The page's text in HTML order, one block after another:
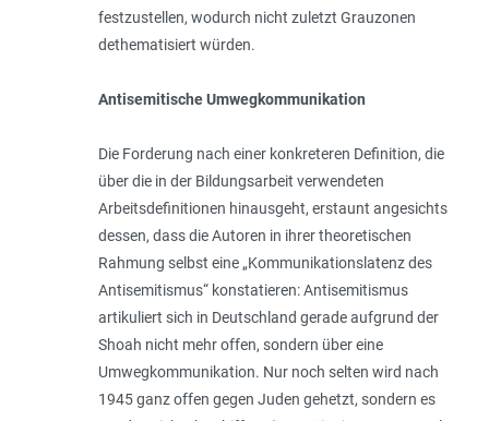
festzustellen, wodurch nicht zuletzt Grauzonen
dethematisiert würden.
Antisemitische Umwegkommunikation
Die Forderung nach einer konkreteren Definition, die
über die in der Bildungsarbeit verwendeten
Arbeitsdefinitionen hinausgeht, erstaunt angesichts
dessen, dass die Autoren in ihrer theoretischen
Rahmung selbst eine „Kommunikationslatenz des
Antisemitismus“ konstatieren: Antisemitis­mus
artikuliert sich in Deutschland gerade aufgrund der
Shoah nicht mehr offen, sondern über eine
Umwegkommunikation. Nur noch selten wird nach
1945 ganz offen gegen Juden gehetzt, sondern es